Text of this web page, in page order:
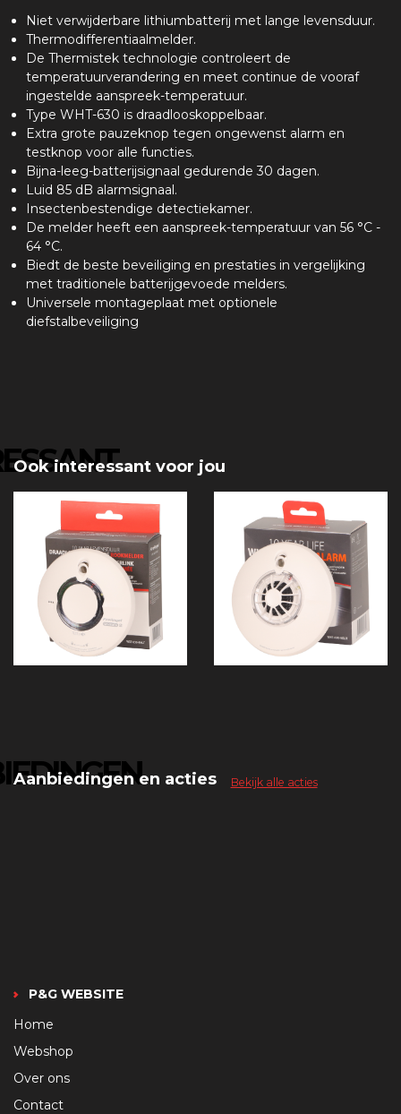
Niet verwijderbare lithiumbatterij met lange levensduur.
Thermodifferentiaalmelder.
De Thermistek technologie controleert de
temperatuurverandering en meet continue de vooraf
ingestelde aanspreek-temperatuur.
Type WHT-630 is draadlooskoppelbaar.
Extra grote pauzeknop tegen ongewenst alarm en
testknop voor alle functies.
Bijna-leeg-batterijsignaal gedurende 30 dagen.
Luid 85 dB alarmsignaal.
Insectenbestendige detectiekamer.
De melder heeft een aanspreek-temperatuur van 56 °C -
64 °C.
Biedt de beste beveiliging en prestaties in vergelijking
met traditionele batterijgevoede melders.
Universele montageplaat met optionele
diefstalbeveiliging
Ook interessant voor jou
Aanbiedingen en acties Bekijk alle acties
P&G WEBSITE
Home
Webshop
Over ons
Contact